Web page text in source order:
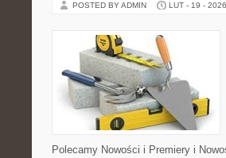
POSTED BY ADMIN LUT - 19 - 2026
Polecamy Nowości i Premiery i